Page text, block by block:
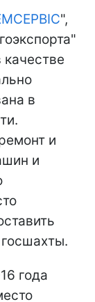
",
в
и
и
года